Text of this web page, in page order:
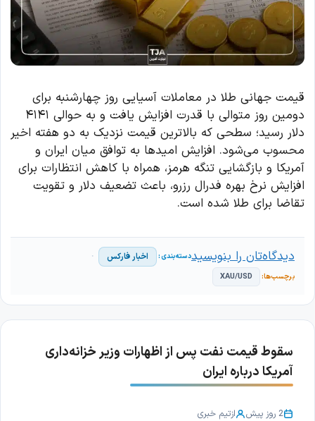
قیمت جهانی طلا در معاملات آسیایی روز چهارشنبه برای
دومین روز متوالی با قدرت افزایش یافت و به حوالی ۴۱۴۱
دلار رسید؛ سطحی که بالاترین قیمت نزدیک به دو هفته اخیر
محسوب می‌شود. افزایش امیدها به توافق میان ایران و
آمریکا و بازگشایی تنگه هرمز، همراه با کاهش انتظارات برای
افزایش نرخ بهره فدرال رزرو، باعث تضعیف دلار و تقویت
تقاضا برای طلا شده است.
اخبار فارکس
XAU/USD
دیدگاه‌تان را بنویسید
سقوط قیمت نفت پس از اظهارات وزیر خزانه‌داری
آمریکا درباره ایران
2 روز پیش ازتیم خبری